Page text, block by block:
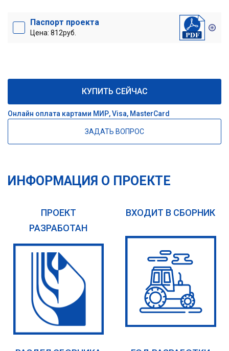
Паспорт проекта
Цена: 812руб.
КУПИТЬ СЕЙЧАС
Онлайн оплата картами МИР, Visa, MasterCard
ЗАДАТЬ ВОПРОС
ИНФОРМАЦИЯ О ПРОЕКТЕ
ПРОЕКТ
РАЗРАБОТАН
ВХОДИТ В СБОРНИК